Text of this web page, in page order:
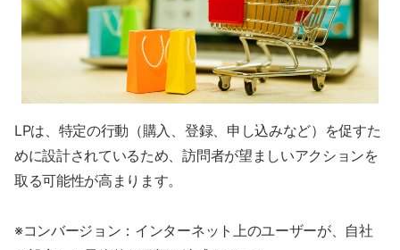
LPは、特定の行動（購入、登録、申し込みなど）を促すた
めに設計されているため、訪問者が望ましいアクションを
取る可能性が高まります。
※コンバージョン：インターネット上のユーザーが、自社